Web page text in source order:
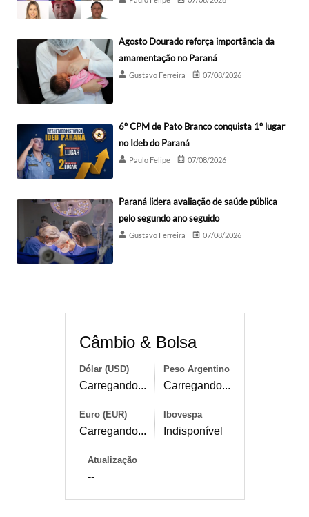
Agosto Dourado reforça importância da
amamentação no Paraná
Gustavo Ferreira 07/08/2026
6º CPM de Pato Branco conquista 1º lugar
no Ideb do Paraná
Paulo Felipe 07/08/2026
Paraná lidera avaliação de saúde pública
pelo segundo ano seguido
Gustavo Ferreira 07/08/2026
Câmbio & Bolsa
Dólar (USD)
Carregando...
Peso Argentino
Carregando...
Euro (EUR)
Carregando...
Ibovespa
Indisponível
Atualização
--